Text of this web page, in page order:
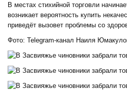
В местах стихийной торговли
возникает вероятность купить
приведёт вызовет проблемы со
Фото: Telegram-канал Наиля